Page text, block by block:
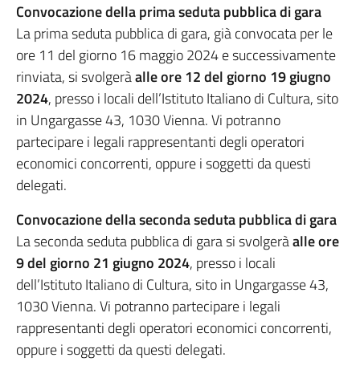
Convocazione della prima seduta pubblica di gara
La prima seduta pubblica di gara, già convocata per le
ore 11 del giorno 16 maggio 2024 e successivamente
rinviata, si svolgeràalle ore 12 del giorno 19 giugno
2024, presso i locali dell’Istituto Italiano di Cultura, sito
in Ungargasse 43, 1030 Vienna. Vi potranno
partecipare i legali rappresentanti degli operatori
economici concorrenti, oppure i soggetti da questi
delegati.
Convocazione della seconda seduta pubblica di gara
La seconda seduta pubblica di gara si svolgeràalle ore
9 del giorno 21 giugno 2024, presso i locali
dell’Istituto Italiano di Cultura, sito in Ungargasse 43,
1030 Vienna. Vi potranno partecipare i legali
rappresentanti degli operatori economici concorrenti,
oppure i soggetti da questi delegati.